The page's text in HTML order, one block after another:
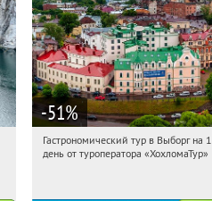
-51%
03:45:34 Купили:5
Гастрономический тур в Выборг на 1
день от туроператора «ХохломаТур»